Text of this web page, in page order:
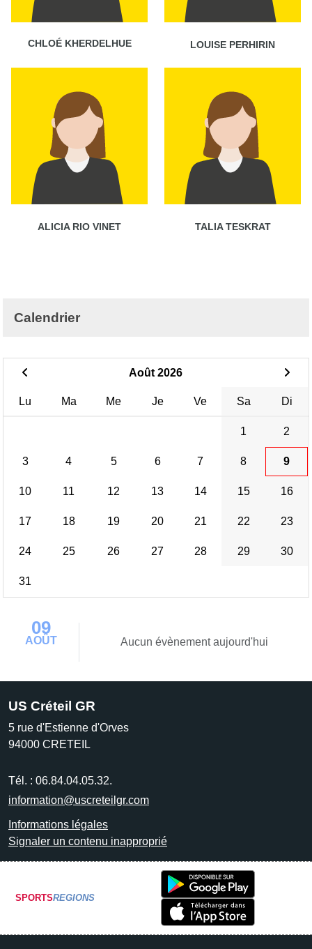
CHLOÉ KHERDELHUE LOUISE PERHIRIN
ALICIA RIO VINET TALIA TESKRAT
Calendrier
Août 2026
Lu Ma Me Je Ve Sa Di
1 2
3 4 5 6 7 8 9
10 11 12 13 14 15 16
17 18 19 20 21 22 23
24 25 26 27 28 29 30
31
09
AOÛT Aucun évènement aujourd'hui
US Créteil GR
5 rue d'Estienne d'Orves
94000 CRETEIL
Tél. : 06.84.04.05.32.
information@uscreteilgr.com
Informations légales
Signaler un contenu inapproprié
SPORTSREGIONS